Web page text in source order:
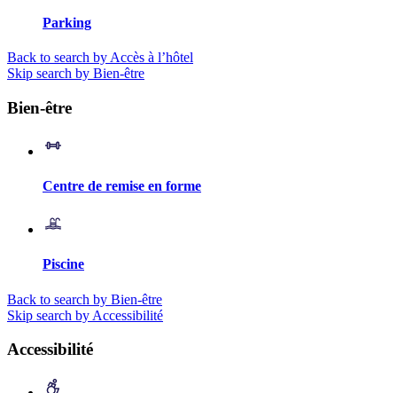
Parking
Back to search by Accès à l’hôtel
Skip search by Bien-être
Bien-être
Centre de remise en forme
Piscine
Back to search by Bien-être
Skip search by Accessibilité
Accessibilité